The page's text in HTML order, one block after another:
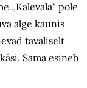
„Kalevala“ pole
alge kaunis
tavaliselt
Sama esineb